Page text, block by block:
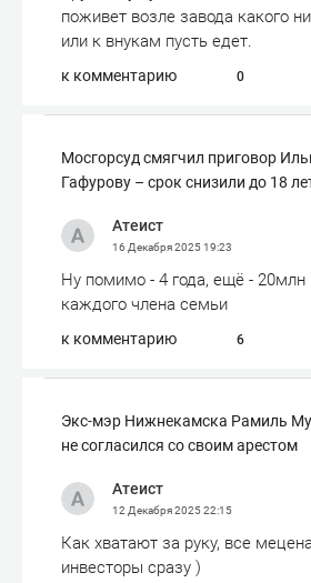
поживет возле завода какого
или к внукам пусть едет.
к комментарию 0
Мосгорсуд смягчил приговор
Гафурову – срок снизили до 18
Атеист
16 Декабря 202519:23
Ну помимо - 4 года, ещё - 20млн
каждого члена семьи
к комментарию 6
Экс-мэр Нижнекамска Рамиль
не согласился со своим арестом
Атеист
12 Декабря 202522:15
Как хватают за руку, все
инвесторы сразу )